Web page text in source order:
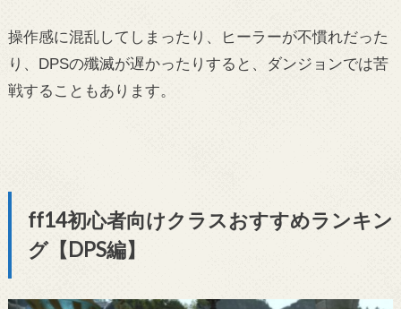
操作感に混乱してしまったり、ヒーラーが不慣れだった
り、DPSの殲滅が遅かったりすると、ダンジョンでは苦
戦することもあります。
ff14初心者向けクラスおすすめランキン
グ【DPS編】